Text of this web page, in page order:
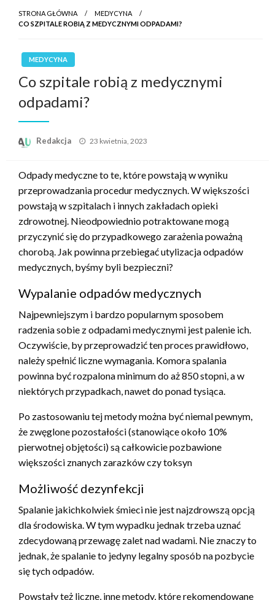
STRONA GŁÓWNA
MEDYCYNA
CO SZPITALE ROBIĄ Z MEDYCZNYMI ODPADAMI?
MEDYCYNA
Co szpitale robią z medycznymi
odpadami?
Redakcja
Opublikowane
23 kwietnia, 2023
Odpady medyczne to te, które powstają w wyniku
przeprowadzania procedur medycznych. W większości
powstają w szpitalach i innych zakładach opieki
zdrowotnej. Nieodpowiednio potraktowane mogą
przyczynić się do przypadkowego zarażenia poważną
chorobą. Jak powinna przebiegać utylizacja odpadów
medycznych, byśmy byli bezpieczni?
Wypalanie odpadów medycznych
Najpewniejszym i bardzo popularnym sposobem
radzenia sobie z odpadami medycznymi jest palenie ich.
Oczywiście, by przeprowadzić ten proces prawidłowo,
należy spełnić liczne wymagania. Komora spalania
powinna być rozpalona minimum do aż 850 stopni, a w
niektórych przypadkach, nawet do ponad tysiąca.
Po zastosowaniu tej metody można być niemal pewnym,
że zwęglone pozostałości (stanowiące około 10%
pierwotnej objętości) są całkowicie pozbawione
większości znanych zarazków czy toksyn
Możliwość dezynfekcji
Spalanie jakichkolwiek śmieci nie jest najzdrowszą opcją
dla środowiska. W tym wypadku jednak trzeba uznać
zdecydowaną przewagę zalet nad wadami. Nie znaczy to
jednak, że spalanie to jedyny legalny sposób na pozbycie
się tych odpadów.
Powstały też liczne, inne metody, które rekomendowane